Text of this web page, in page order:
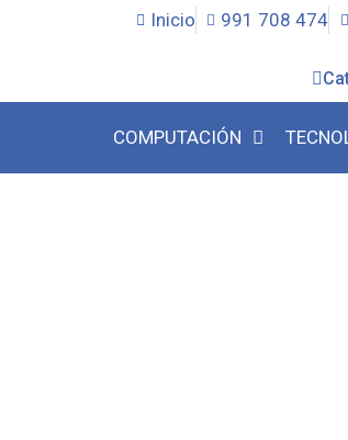
Inicio 991 708 474
COMPUTACIÓN